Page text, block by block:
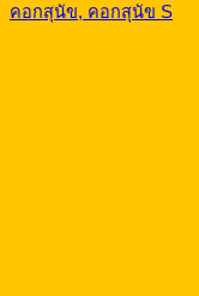
คอกสุนัข, คอกสุนัข S